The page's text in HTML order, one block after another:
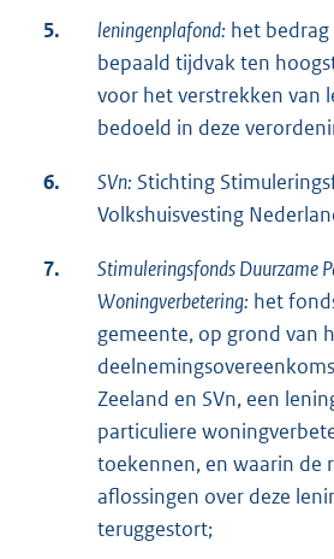
5. leningenplafond: het
bepaald tijdvak ten
voor het verstrekken van
bedoeld in deze
6. SVn: Stichting
Volkshuisvesting
7.
Stimuleringsfonds Duurzame
Woningverbetering: het
gemeente, op grond van
Zeeland en SVn, een
particuliere
toekennen, en waarin de
aflossingen over deze
teruggestort;